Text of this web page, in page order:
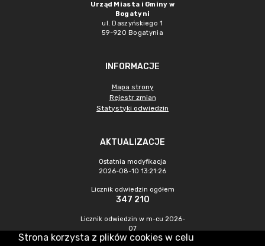
Urząd Miasta i Gminy w
Bogatyni
ul. Daszyńskiego 1
59-920 Bogatynia
INFORMACJE
Mapa strony
Rejestr zmian
Statystyki odwiedzin
AKTUALIZACJE
Ostatnia modyfikacja
2026-08-10 13:21:26
Licznik odwiedzin ogółem
347 210
Licznik odwiedzin w m-cu 2026-
07
1 601
Strona korzysta z plików cookies w celu